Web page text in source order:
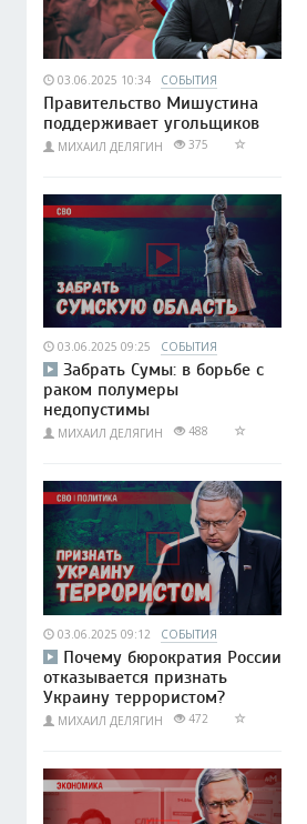
03.06.2025 10:34 СОБЫТИЯ
Правительство Мишустина
поддерживает угольщиков
МИХАИЛ ДЕЛЯГИН 375
03.06.2025 09:25 СОБЫТИЯ
Забрать Сумы: в борьбе с
раком полумеры
недопустимы
МИХАИЛ ДЕЛЯГИН 488
03.06.2025 09:12 СОБЫТИЯ
Почему бюрократия России
отказывается признать
Украину террористом?
МИХАИЛ ДЕЛЯГИН 472